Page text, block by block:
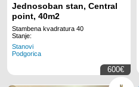
Jednosoban stan, Central
point, 40m2
Stambena kvadratura 40
Stanje:
Stanovi
Podgorica
600€